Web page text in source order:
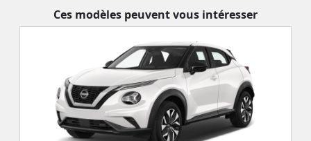
Ces modèles peuvent vous intéresser